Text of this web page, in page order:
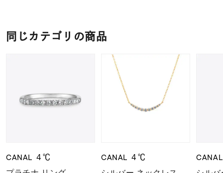
同じカテゴリの商品
CANAL ４℃
CANAL ４℃